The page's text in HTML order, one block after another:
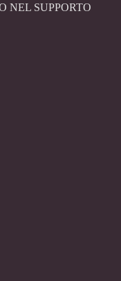
NEL SUPPORTO